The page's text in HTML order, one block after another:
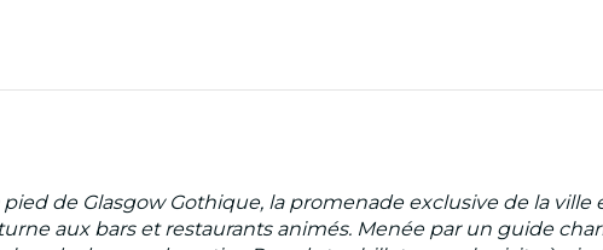
de Glasgow Gothique, la promenade exclusive de la
aux bars et restaurants animés. Menée par un guide